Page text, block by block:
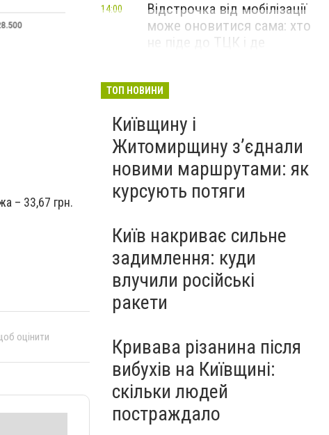
– 33,67 грн.
оцінити
Відстрочка від мобілізації
може оновитися сама: хто
не піде до ТЦК і де
14:00
ТОП НОВИНИ
Київщину і
Житомирщину з’єднали
новими маршрутами: як
курсують потяги
Київ накриває сильне
задимлення: куди
влучили російські
ракети
Кривава різанина після
вибухів на Київщині:
скільки людей
постраждало